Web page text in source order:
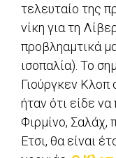
τελευταίο της
νίκη για τη
προβληαμτικά
ισοπαλία). Το
Γιούργκεν Κλοπ
ήταν ότι είδε
Φιρμίνο, Σαλάχ,
Ετσι, θα είναι